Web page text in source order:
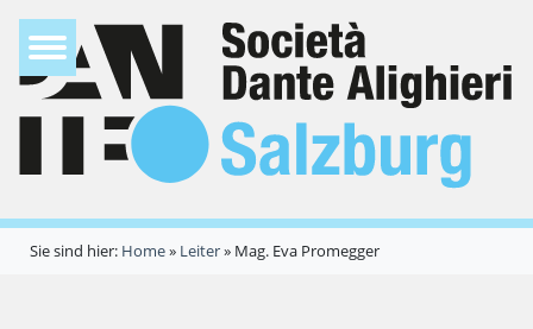
Sie sind hier: Home» Leiter» Mag. Eva Promegger